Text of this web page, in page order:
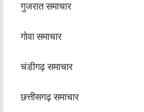
गुजरात समाचार
गोवा समाचार
चंडीगढ़ समाचार
छत्तीसगढ़ समाचार